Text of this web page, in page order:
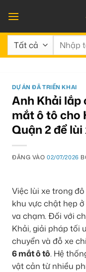
qua
nội
dung
Tìm
DỰ ÁN ĐÃ TRIỂN KHAI
Anh Khải lắp
mắt ô tô cho
Quận 2 để
ĐĂNG VÀO02/07/2026
Việc lùi xe trong
khu vực chật hẹp ở
va chạm. Đối với
Khải, giải pháp tối
chuyển và đỗ xe
6 mắt ô tô. Hệ
vật cản từ nhiều